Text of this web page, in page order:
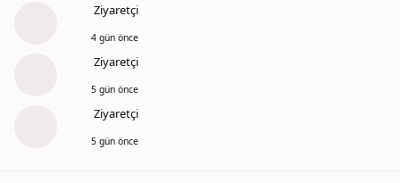
Ziyaretçi
4 gün önce
Ziyaretçi
5 gün önce
Ziyaretçi
5 gün önce